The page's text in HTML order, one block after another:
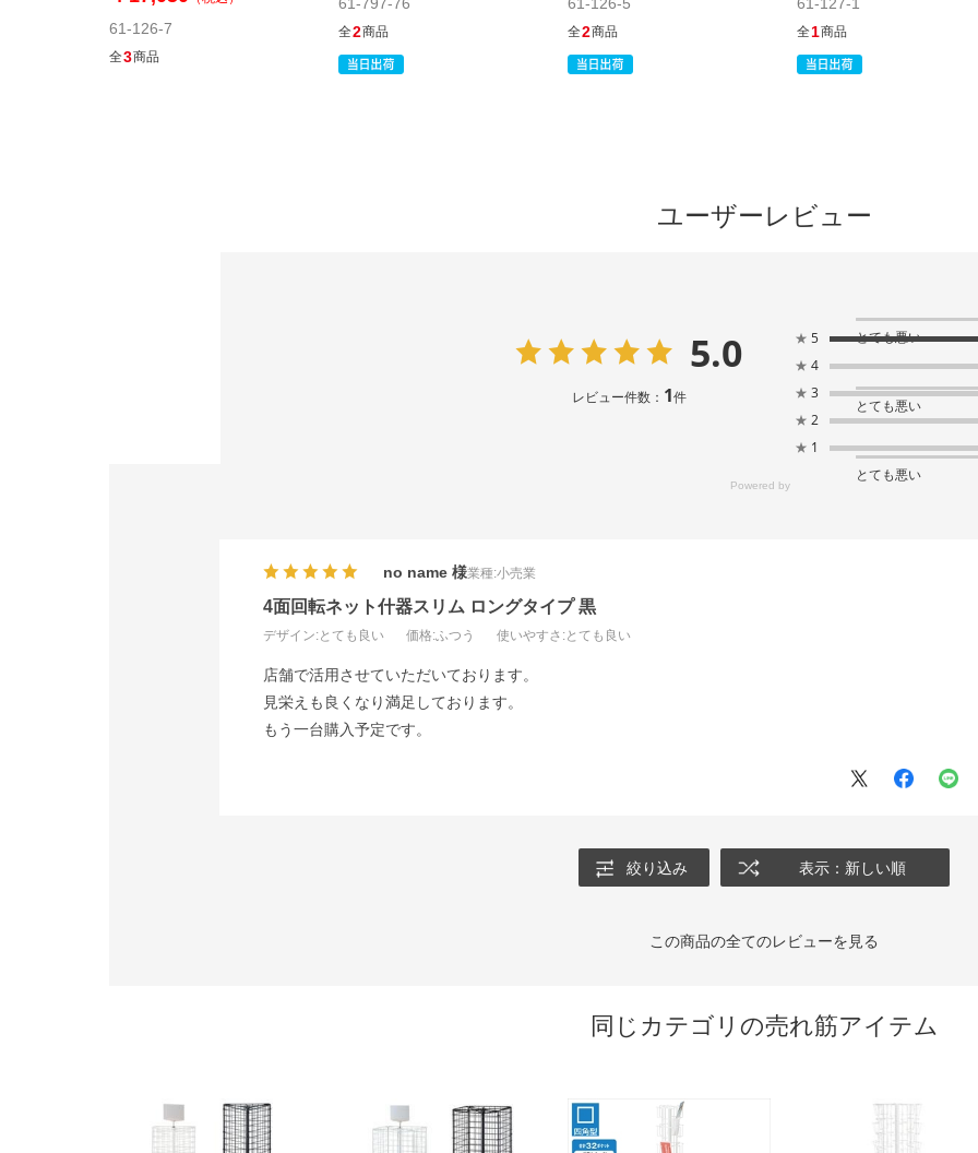
61-126-7
全3商品
全2商品 全2商品 全1商品
ユーザーレビュー
5.0
レビュー件数： 1件
★ 5
★ 4
★ 3
★ 2
★ 1
とても悪い
とても悪い
とても悪い
4面回転ネット什器スリム ロングタイプ 黒
デザイン:とても良い 価格:ふつう 使いやすさ :とても良い
no name 業種:小売業
店舗で活用させていただいております。
見栄えも良くなり満足しております。
もう一台購入予定です。
絞り込み 表示：新しい順
この商品の全てのレビューを見る
同じカテゴリの売れ筋アイテム